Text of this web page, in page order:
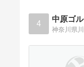
4 中原ゴ